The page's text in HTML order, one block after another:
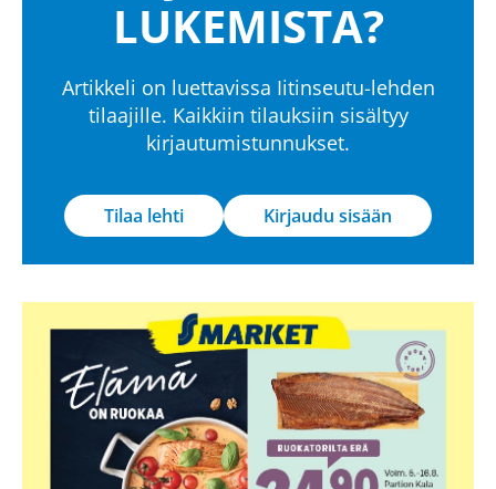
LUKEMISTA?
Artikkeli on luettavissa Iitinseutu-lehden
tilaajille. Kaikkiin tilauksiin sisältyy
kirjautumistunnukset.
Tilaa lehti Kirjaudu sisään